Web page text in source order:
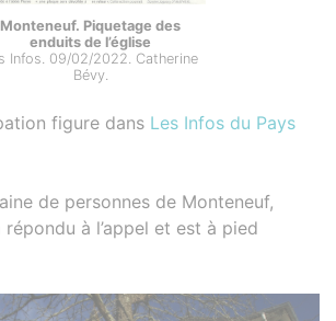
Monteneuf. Piquetage des
enduits de l’église
Infos. 09/02/2022. Catherine
Bévy.
figure dans Les Infos du Pays
de personnes de Monteneuf,
répondu à l’appel et est à pied